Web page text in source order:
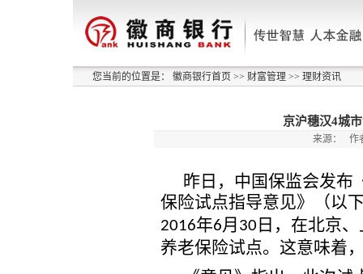
您当前的位置是： 徽商银行首页 >> 财富管理 >> 理财资讯
京沪穗汉4城
来源： 作